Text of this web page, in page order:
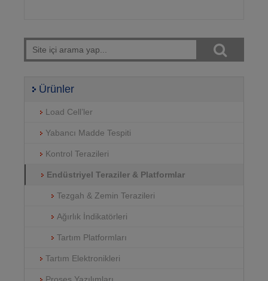
Ürünler
Load Cell’ler
Yabancı Madde Tespiti
Kontrol Terazileri
Endüstriyel Teraziler & Platformlar
Tezgah & Zemin Terazileri
Ağırlık İndikatörleri
Tartım Platformları
Tartım Elektronikleri